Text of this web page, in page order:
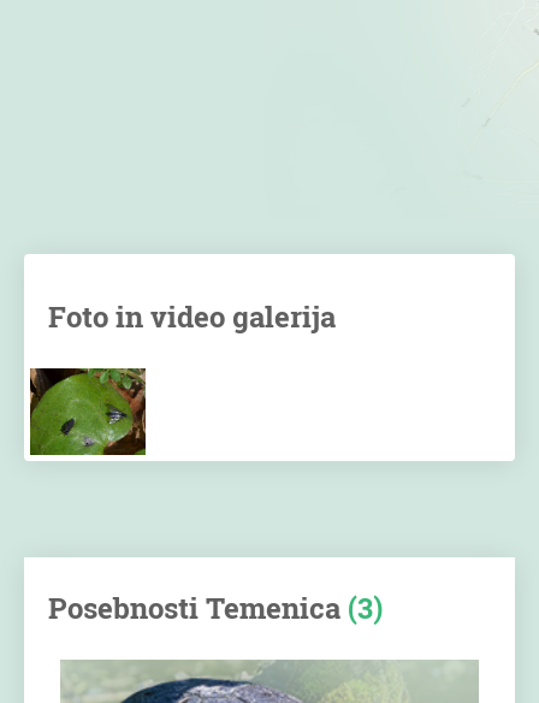
Foto in video galerija
Posebnosti Temenica (3)